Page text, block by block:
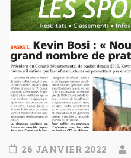
26 JANVIER 2022